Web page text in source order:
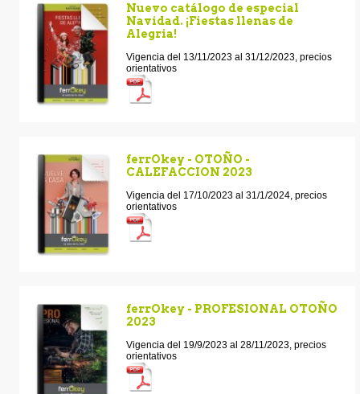
Nuevo catálogo de especial
Navidad. ¡Fiestas llenas de
Alegria!
Vigencia del 13/11/2023 al 31/12/2023, precios
orientativos
ferrOkey - OTOÑO -
CALEFACCION 2023
Vigencia del 17/10/2023 al 31/1/2024, precios
orientativos
ferrOkey - PROFESIONAL OTOÑO
2023
Vigencia del 19/9/2023 al 28/11/2023, precios
orientativos